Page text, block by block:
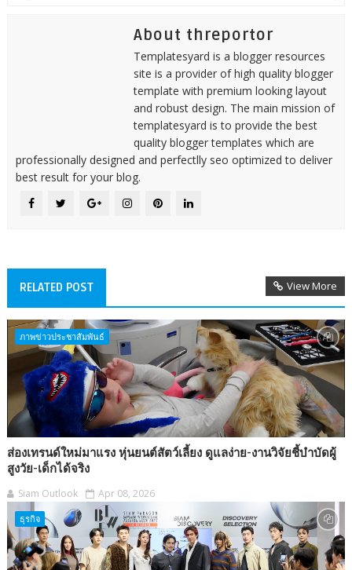
About threportor
Templatesyard is a blogger resources
site is a provider of high quality blogger
template with premium looking layout
and robust design. The main mission of
templatesyard is to provide the best
quality blogger templates which are
professionally designed and perfectlly seo optimized to deliver
best result for your blog.
RELATED POST View More
ภาพข่าวประชาสัมพันธ์
ส่องเทรนด์ใหม่มาแรง หุ่นยนต์สัตว์เลี้ยง ดูแลง่าย-งานวิจัยชี้บำบัดผู้
สูงวัย-เด็กได้จริง
Siam Outlook Apr 08, 2026
ธุรกิจ